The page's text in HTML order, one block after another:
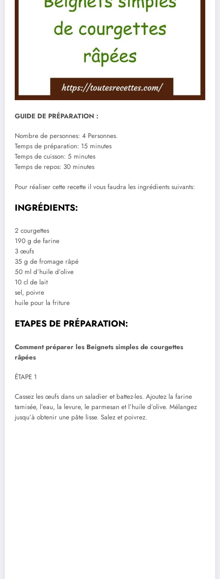
GUIDE DE PRÉPARATION :
Nombre de personnes: 4 Personnes.
Temps de préparation: 15 minutes
Temps de cuisson: 5 minutes
Temps de repos: 30 minutes
Pour réaliser cette recette il vous faudra les ingrédients suivants:
INGRÉDIENTS:
2 courgettes
190 g de farine
3 œufs
35 g de fromage râpé
50 ml d’huile d’olive
10 cl de lait
sel, poivre
huile pour la friture
ETAPES DE PRÉPARATION:
Comment préparer les Beignets simples de courgettes
râpées
ÉTAPE 1
Cassez les œufs dans un saladier et battez-les. Ajoutez la farine
tamisée, l’eau, la levure, le parmesan et l’huile d’olive. Mélangez
jusqu’à obtenir une pâte lisse. Salez et poivrez.